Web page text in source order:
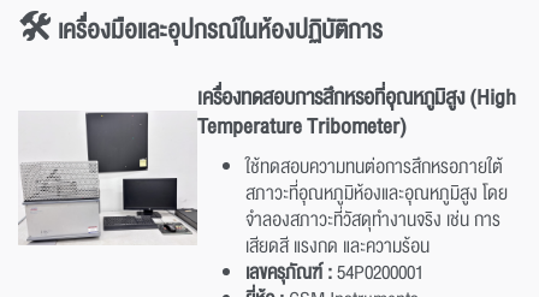
🛠️ เครื่องมือและอุปกรณ์ในห้องปฏิบัติการ
เครื่องทดสอบการสึกหรอที่อุณหภูมิสูง(High
Temperature Tribometer)
ใช้ทดสอบความทนต่อการสึกหรอภายใต้
สภาวะที่อุณหภูมิห้องและอุณหภูมิสูง โดย
จำลองสภาวะที่วัสดุทำงานจริง เช่น การ
เสียดสี แรงกด และความร้อน
เลขครุภัณฑ์ :54P0200001